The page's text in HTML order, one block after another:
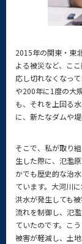
2015年の関東・東
よる被災など、こ
応し切れなくなっ
や200年に1度の大
も、それを上回る
に、新たなダムや
そこで、私が取り
生した際に、氾濫
かでも歴史的な治
ています。大河川
洪水が発生しても
流れを制御し、氾
ていたのです。こ
被害が軽減し、土